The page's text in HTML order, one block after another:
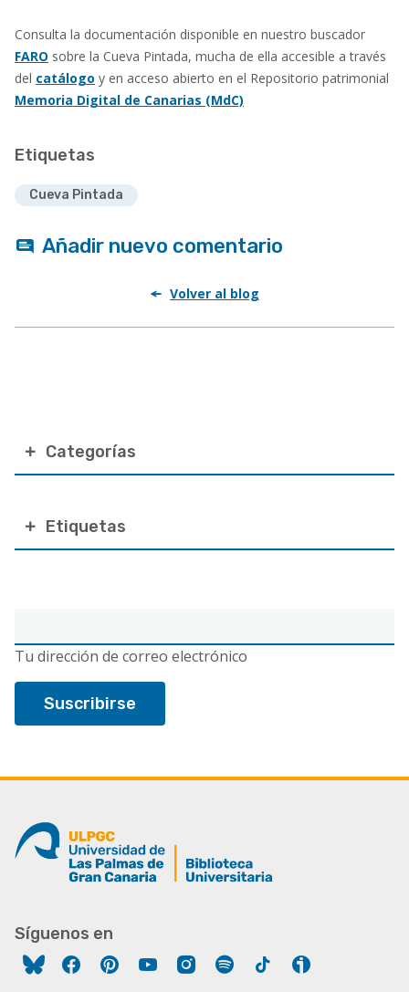
electrónico
Tu dirección de correo electrónico
Categorías
Etiquetas
Consulta la documentación disponible en nuestro buscador
FARO sobre la Cueva Pintada, mucha de ella accesible a través
del catálogo y en acceso abierto en el Repositorio patrimonial
Memoria Digital de Canarias (MdC)
Etiquetas
Cueva Pintada
Añadir nuevo comentario
Volver al blog
Síguenos en
FacebookPinterestYouTubeInstagram
Spotify Tiktok